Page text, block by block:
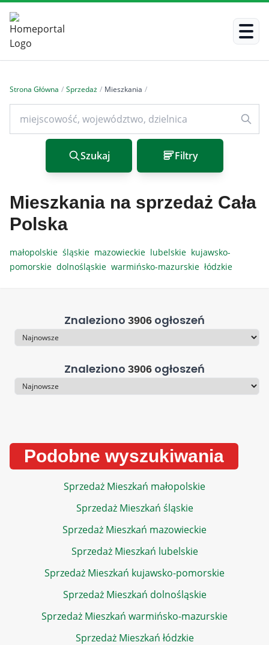
Strona Główna / Sprzedaż / Mieszkania /
Szukaj Filtry
Mieszkania na sprzedaż Cała
Polska
małopolskie śląskie mazowieckie lubelskie kujawsko-
pomorskie dolnośląskie warmińsko-mazurskie łódzkie
Znaleziono 3906 ogłoszeń
Sortowanie
Znaleziono 3906 ogłoszeń
Sortowanie
Podobne wyszukiwania
Sprzedaż Mieszkań małopolskie
Sprzedaż Mieszkań śląskie
Sprzedaż Mieszkań mazowieckie
Sprzedaż Mieszkań lubelskie
Sprzedaż Mieszkań kujawsko-pomorskie
Sprzedaż Mieszkań dolnośląskie
Sprzedaż Mieszkań warmińsko-mazurskie
Sprzedaż Mieszkań łódzkie